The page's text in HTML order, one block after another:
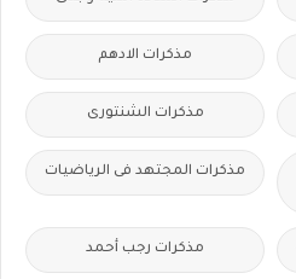
مذكرات الادهم
مذكرات الشنتورى
مذكرات المجتهد فى الرياضيات
مذكرات رجب أحمد